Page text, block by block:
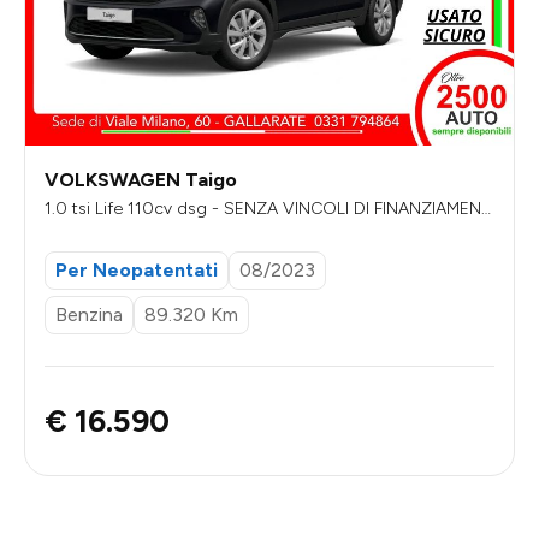
VOLKSWAGEN Taigo
1.0 tsi Life 110cv dsg - SENZA VINCOLI DI FINANZIAMENT
Per Neopatentati
08/2023
Benzina
89.320 Km
€ 16.590